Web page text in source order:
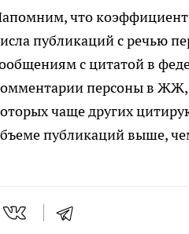
что
публикаций с речью
с цитатой в
персоны в ЖЖ,
чаще других
публикаций выше,